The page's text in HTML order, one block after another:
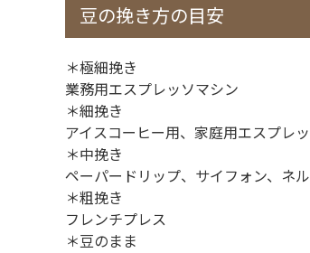
豆の挽き方の目安
＊極細挽き
業務用エスプレッソマシン
＊細挽き
アイスコーヒー用、家庭用エスプレ
＊中挽き
ペーパードリップ、サイフォン、ネ
＊粗挽き
フレンチプレス
＊豆のまま